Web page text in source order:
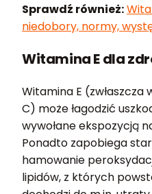
Sprawdź również:
niedobory, normy,
Witamina E dla
Witamina E (zwłaszcza
C) może łagodzić
wywołane ekspozycją
Ponadto zapobiega
hamowanie
lipidów, z których